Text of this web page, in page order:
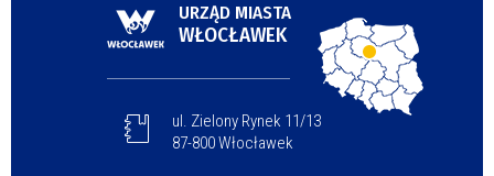
URZĄD MIASTA
WŁOCŁAWEK
ul. Zielony Rynek 11/13
87-800 Włocławek